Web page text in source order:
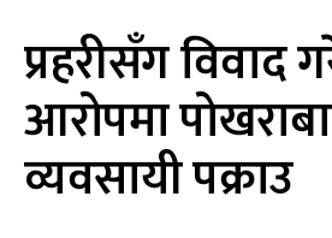
प्रहरीसँग विवाद
आरोपमा
व्यवसायी पक्राउ